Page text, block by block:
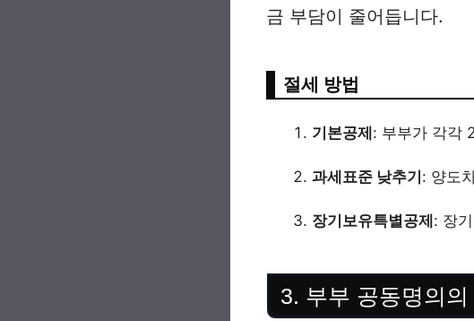
금 부담이 줄어듭니다.
절세 방법
기본공제 : 부부가 각각
과세표준 낮추기 : 양도
장기보유특별공제 : 장
3. 부부 공동명의의